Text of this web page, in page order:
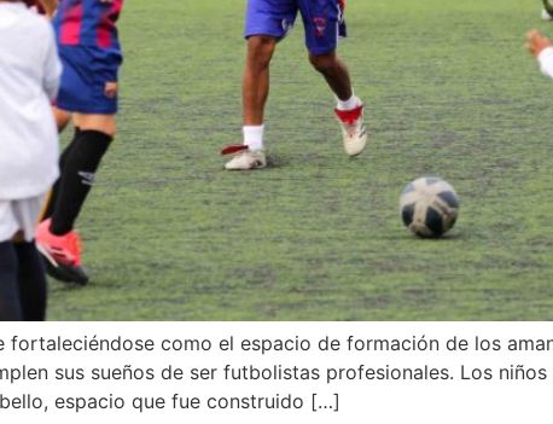
fortaleciéndose como el espacio de formación de los
sus sueños de ser futbolistas profesionales. Los
espacio que fue construido […]